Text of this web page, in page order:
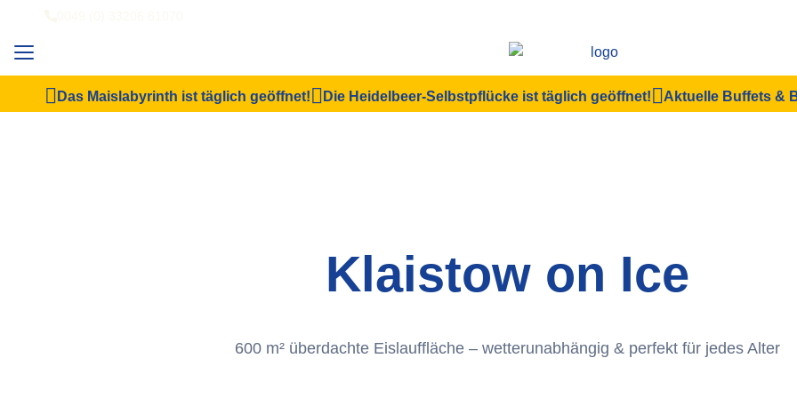
Das Maislabyrinth ist täglich geöffnet! Die Heidelbeer-Selbstpflücke ist täglich geöffnet! Aktuelle Buffets &
Klaistow on Ice
600 m² überdachte Eislauffläche – wetterunabhängig & perfekt für jedes Alter